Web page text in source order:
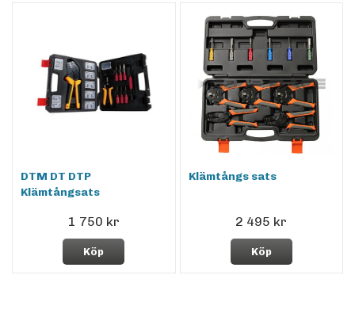
DTM DT DTP
Klämtångsats
1 750 kr
Köp
Klämtångs sats
2 495 kr
Köp